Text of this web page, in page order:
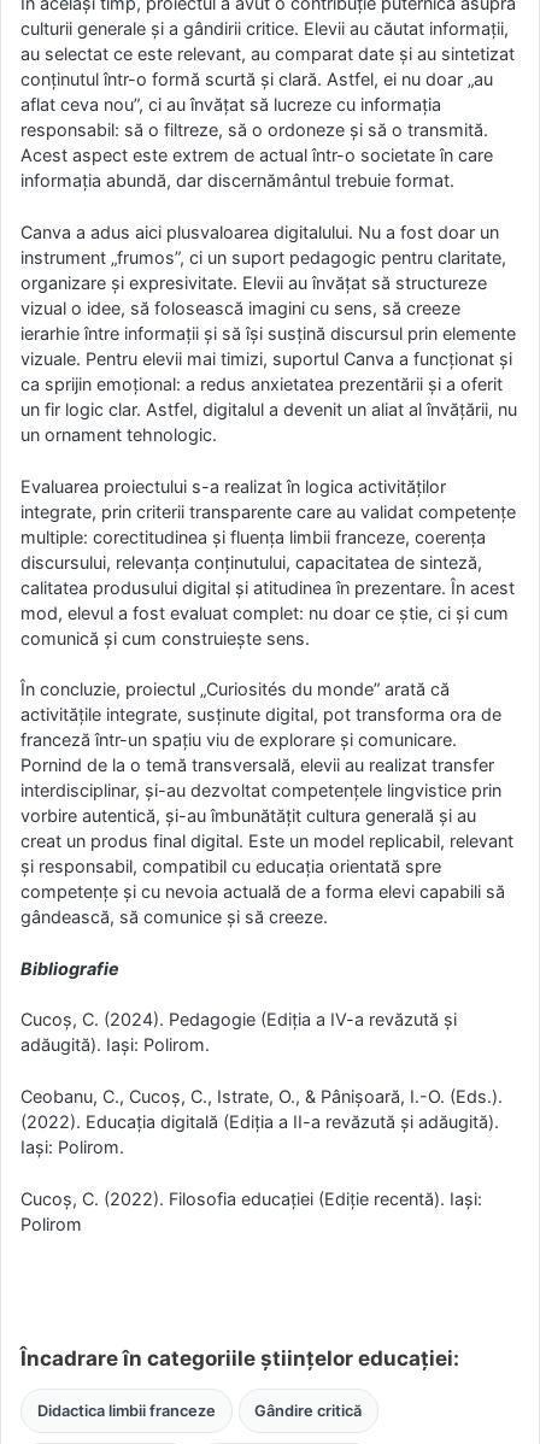
culturii generale și a gândirii critice. Elevii au căutat informații,
au selectat ce este relevant, au comparat date și au sintetizat
conținutul într-o formă scurtă și clară. Astfel, ei nu doar „au
aflat ceva nou”, ci au învățat să lucreze cu informația
responsabil: să o filtreze, să o ordoneze și să o transmită.
Acest aspect este extrem de actual într-o societate în care
informația abundă, dar discernământul trebuie format.
Canva a adus aici plusvaloarea digitalului. Nu a fost doar un
instrument „frumos”, ci un suport pedagogic pentru claritate,
organizare și expresivitate. Elevii au învățat să structureze
vizual o idee, să folosească imagini cu sens, să creeze
ierarhie între informații și să își susțină discursul prin elemente
vizuale. Pentru elevii mai timizi, suportul Canva a funcționat și
ca sprijin emoțional: a redus anxietatea prezentării și a oferit
un fir logic clar. Astfel, digitalul a devenit un aliat al învățării, nu
un ornament tehnologic.
Evaluarea proiectului s-a realizat în logica activităților
integrate, prin criterii transparente care au validat competențe
multiple: corectitudinea și fluența limbii franceze, coerența
discursului, relevanța conținutului, capacitatea de sinteză,
calitatea produsului digital și atitudinea în prezentare. În acest
mod, elevul a fost evaluat complet: nu doar ce știe, ci și cum
comunică și cum construiește sens.
În concluzie, proiectul „Curiosités du monde” arată că
activitățile integrate, susținute digital, pot transforma ora de
franceză într-un spațiu viu de explorare și comunicare.
Pornind de la o temă transversală, elevii au realizat transfer
interdisciplinar, și-au dezvoltat competențele lingvistice prin
vorbire autentică, și-au îmbunătățit cultura generală și au
creat un produs final digital. Este un model replicabil, relevant
și responsabil, compatibil cu educația orientată spre
competențe și cu nevoia actuală de a forma elevi capabili să
gândească, să comunice și să creeze.
Bibliografie
Cucoș, C. (2024). Pedagogie (Ediția a IV-a revăzută și
adăugită). Iași: Polirom.
Ceobanu, C., Cucoș, C., Istrate, O., & Pânișoară, I.-O. (Eds.).
(2022). Educația digitală (Ediția a II-a revăzută și adăugită).
Iași: Polirom.
Cucoș, C. (2022). Filosofia educației (Ediție recentă). Iași:
Polirom
Încadrare în categoriile științelor educației:
Didactica limbii franceze Gândire critică